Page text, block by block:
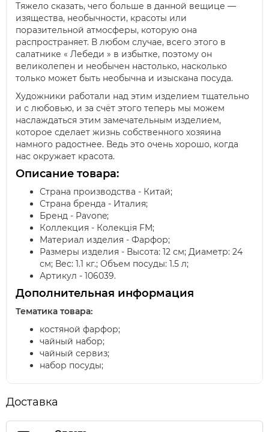
Тяжело сказать, чего больше в данной вещице —
изящества, необычности, красоты или
поразительной атмосферы, которую она
распространяет. В любом случае, всего этого в
салатнике « Лебеди » в избытке, поэтому он
великолепен и необычен настолько, насколько
только может быть необычна и изыскана посуда.
Художники работали над этим изделием тщательно
и с любовью, и за счёт этого теперь мы можем
наслаждаться этим замечательным изделием,
которое сделает жизнь собственного хозяина
намного радостнее. Ведь это очень хорошо, когда
нас окружает красота.
Описание товара:
Страна производства - Китай;
Страна бренда - Италия;
Бренд - Pavone;
Коллекция - Колекція FM;
Материал изделия - Фарфор;
Размеры изделия - Высота: 12 см; Диаметр: 24
см; Вес: 1.1 кг.; Объем посуды: 1.5 л;
Артикул - 106039.
Дополнительная информация
Тематика товара:
костяной фарфор;
чайный набор;
чайный сервиз;
набор посуды;
Доставка